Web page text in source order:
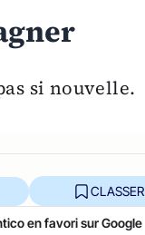
si nouvelle.
CLASSER
en favori sur Google